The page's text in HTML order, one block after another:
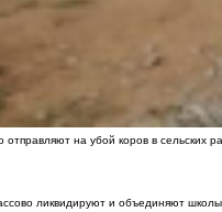
на убой коров в сельских
ликвидируют и объединяют